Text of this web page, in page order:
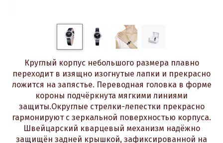
Круглый корпус небольшого размера плавно
переходит в изящно изогнутые лапки и прекрасно
ложится на запястье. Переводная головка в форме
короны подчёркнута мягкими линиями
защиты.Округлые стрелки-лепестки прекрасно
гармонируют с зеркальной поверхностью корпуса.
Швейцарский кварцевый механизм надёжно
защищён задней крышкой, зафиксированной на